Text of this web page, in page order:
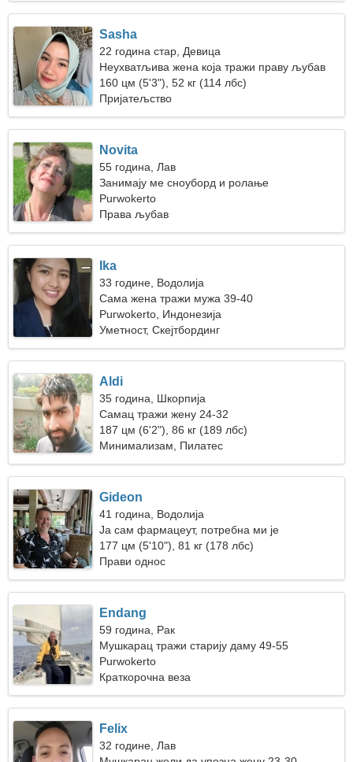
Sasha
22 година стар, Девица
Неухватљива жена која тражи праву љубав
160 цм (5'3"), 52 кг (114 лбс)
Пријатељство
Novita
55 година, Лав
Занимају ме сноуборд и ролање
Purwokerto
Права љубав
Ika
33 године, Водолија
Сама жена тражи мужа 39-40
Purwokerto, Индонезија
Уметност, Скејтбординг
Aldi
35 година, Шкорпија
Самац тражи жену 24-32
187 цм (6'2"), 86 кг (189 лбс)
Минимализам, Пилатес
Gideon
41 година, Водолија
Ја сам фармацеут, потребна ми је
невероватна жена
177 цм (5'10"), 81 кг (178 лбс)
Прави однос
Endang
59 година, Рак
Мушкарац тражи старију даму 49-55
Purwokerto
Краткорочна веза
Felix
32 године, Лав